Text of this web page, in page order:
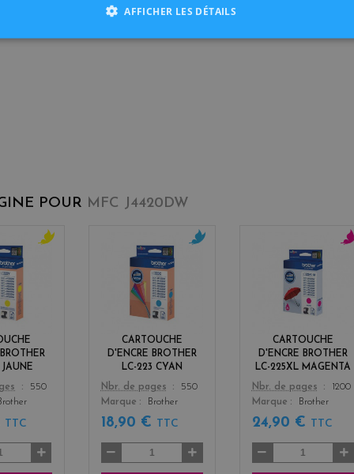
POUR MFC J4420DW
JAUNE
550
TTC
CARTOUCHE
D'ENCRE BROTHER
LC-223 CYAN
Color
Nbr. de pages
550
Marque
Brother
18,90 € TTC
CARTOUCHE
D'ENCRE BROTHER
LC-225XL MAGENTA
Color
Nbr. de pages
1200
Marque
Brother
24,90 € TTC
AFFICHER LES DÉTAILS